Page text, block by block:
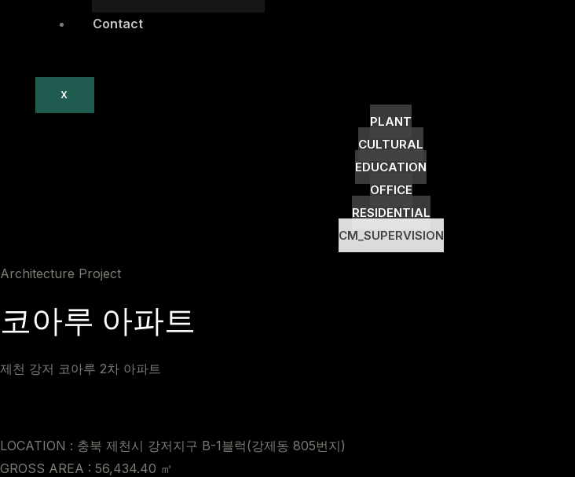
Contact
X
PLANT
CULTURAL
EDUCATION
OFFICE
RESIDENTIAL
CM_SUPERVISION
Architecture Project
코아루 아파트
제천 강저 코아루 2차 아파트
LOCATION : 충북 제천시 강저지구 B-1블럭(강제동 805번지)
GROSS AREA : 56,434.40 ㎡